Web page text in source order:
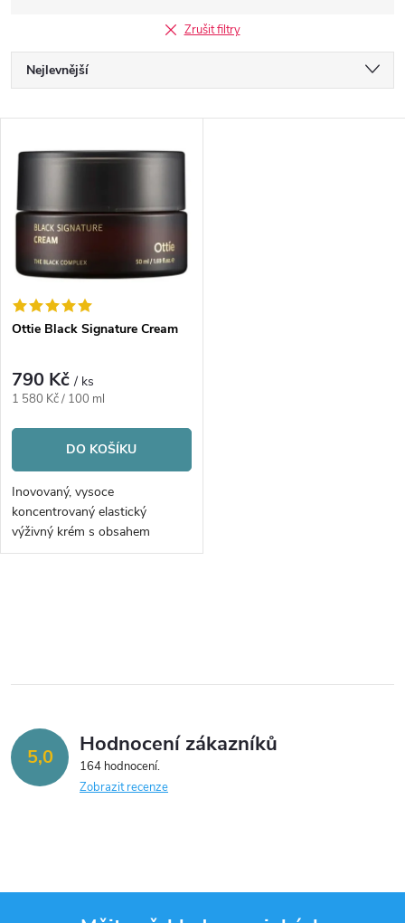
Zrušit filtry
Ř
a
z
e
n
í
p
r
o
d
u
k
Nejlevnější
V
ý
p
i
s
p
r
o
d
u
ů
Ottie Black Signature Cream
790 Kč/ ks
Měrná
1 580 Kč / 100 ml
DO KOŠÍKU
Inovovaný, vysoce
koncentrovaný elastický
výživný krém s obsahem
hlemýždího sekretu - 50ml
l
d
a
p
5,0 Hodnocení zákazníků
164 hodnocení
Zobrazit recenze